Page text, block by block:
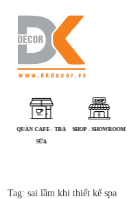
QUÁN CAFE - TRÀ
SHOP - SHOWROOM
Tag:sai lầm khi thiết kế spa